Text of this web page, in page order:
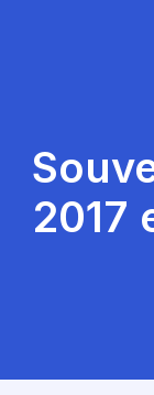
2017